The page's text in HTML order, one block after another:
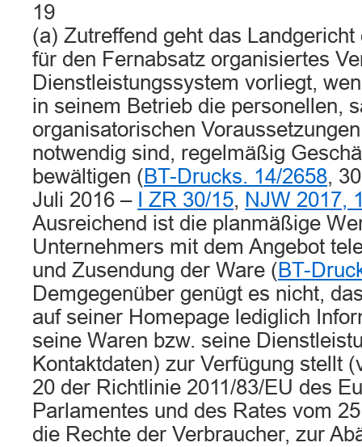
19
(a) Zutreffend geht das
für den Fernabsatz organisiertes
Dienstleistungssystem vorliegt,
in seinem Betrieb die personellen,
organisatorischen
notwendig sind, regelmäßig
bewältigen (BT-Drucks. 14/2658,
Juli 2016 –
I ZR 30/15, NJW 2017,
Ausreichend ist die planmäßige
Unternehmers mit dem Angebot
und Zusendung der Ware (BT-
Demgegenüber genügt es nicht,
auf seiner Homepage lediglich
seine Waren bzw. seine
Kontaktdaten) zur Verfügung stellt
20 der Richtlinie 2011/83/EU des
Parlamentes und des Rates vom
die Rechte der Verbraucher, zur